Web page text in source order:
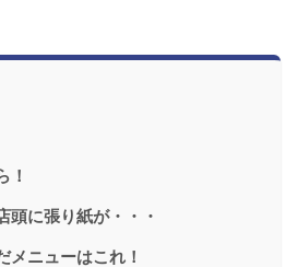
！
頭に張り紙が・・・
メニューはこれ！